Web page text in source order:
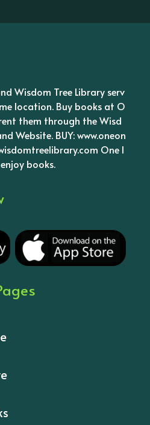
Wisdom Tree Library serv
location. Buy books at O
them through the Wisd
Website. BUY: www.oneon
One l
books.